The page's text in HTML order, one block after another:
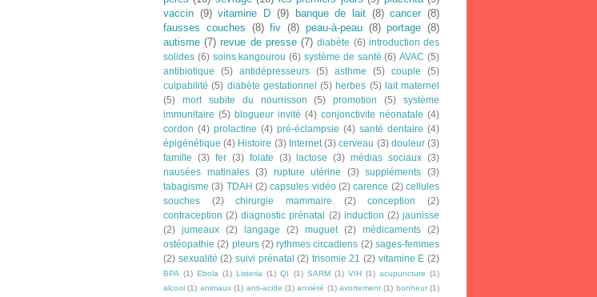
vaccin (9) vitamine D (9) banque de lait (8) cancer (8)
fausses couches (8) fiv (8) peau-à-peau (8) portage (8)
autisme (7) revue de presse (7) diabète (6) introduction des
solides (6) soins kangourou (6) système de santé (6) AVAC (5)
antibiotique
(5) antidépresseurs (5) asthme (5) couple
(5)
culpabilité (5) diabète gestationnel (5) herbes (5) lait maternel
(5)
mort subite du nourrisson (5) promotion (5)
système
immunitaire (5) blogueur invité (4) conjonctivite néonatale (4)
cordon (4) prolactine (4) pré-éclampsie (4) santé dentaire (4)
épigénétique (4) Histoire (3) Internet (3) cerveau (3) douleur (3)
famille
(3) fer (3) folate (3) lactose (3) médias sociaux (3)
nausées matinales (3) rupture utérine (3) suppléments
(3)
tabagisme (3) TDAH (2) capsules vidéo (2) carence (2) cellules
souches
(2) chirurgie mammaire (2) conception
(2)
contraception (2) diagnostic prénatal (2) induction (2) jaunisse
(2)
jumeaux (2) langage (2) muguet (2) médicaments
(2)
ostéopathie (2) pleurs (2) rythmes circadiens (2) sages-femmes
(2) sexualité (2) suivi prénatal (2) trisomie 21 (2) vitamine E (2)
BPA (1) Ebola (1) Listeria (1) QI (1) SARM (1) VIH (1) acupuncture (1)
alcool (1) animaux (1) anti-acide (1) anxiété (1) avortement (1) bonheur (1)